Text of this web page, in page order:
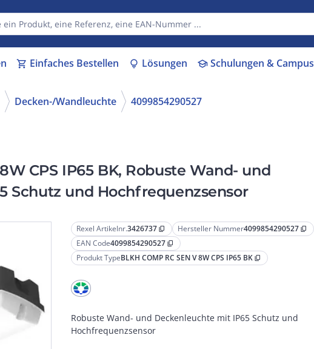
shopping_cart Einfaches Bestellen lightbulb Lösungen schoolSchulungen & Campus
Decken-/Wandleuchte 4099854290527
CPS IP65 BK, Robuste Wand- und
Schutz und Hochfrequenzsensor
Rexel Artikelnr.3426737 content_copy Hersteller Nummer4099854290527 content_copy
EAN Code4099854290527 content_copy
Produkt TypeBLKH COMP RC SEN V 8W CPS IP65 BK content_copy
Robuste Wand- und Deckenleuchte mit IP65 Schutz und
Hochfrequenzsensor